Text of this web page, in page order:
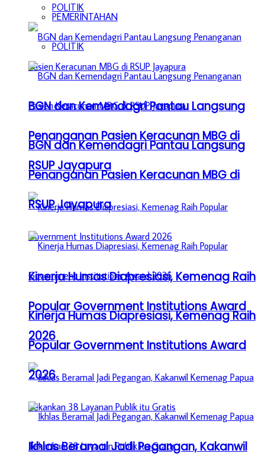
POLITIK
BGN dan Kemendagri Pantau Langsung
Penanganan Pasien Keracunan MBG di
RSUP Jayapura
Kinerja Humas Diapresiasi, Kemenag Raih
Popular Government Institutions Award
2026
Ikhlas Beramal Jadi Pegangan, Kakanwil
PEMERINTAHAN
POLITIK
BGN dan Kemendagri Pantau Langsung
Penanganan Pasien Keracunan MBG di
RSUP Jayapura
Kinerja Humas Diapresiasi, Kemenag Raih
Popular Government Institutions Award
2026